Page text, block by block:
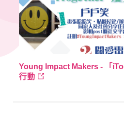
Young Impact Makers - 「
行動